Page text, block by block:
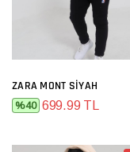
ZARA MONT SIYAH
%40 699.99 TL